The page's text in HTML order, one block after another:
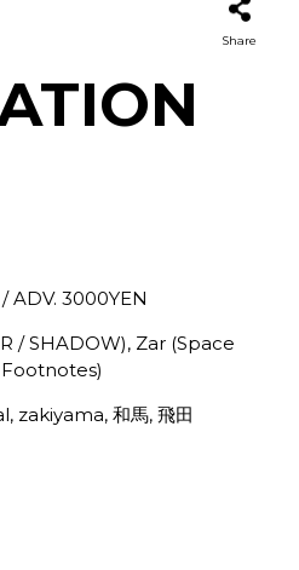
Share
ADV. 3000YEN
/ SHADOW), Zar (Space
zakiyama, 和馬, 飛田